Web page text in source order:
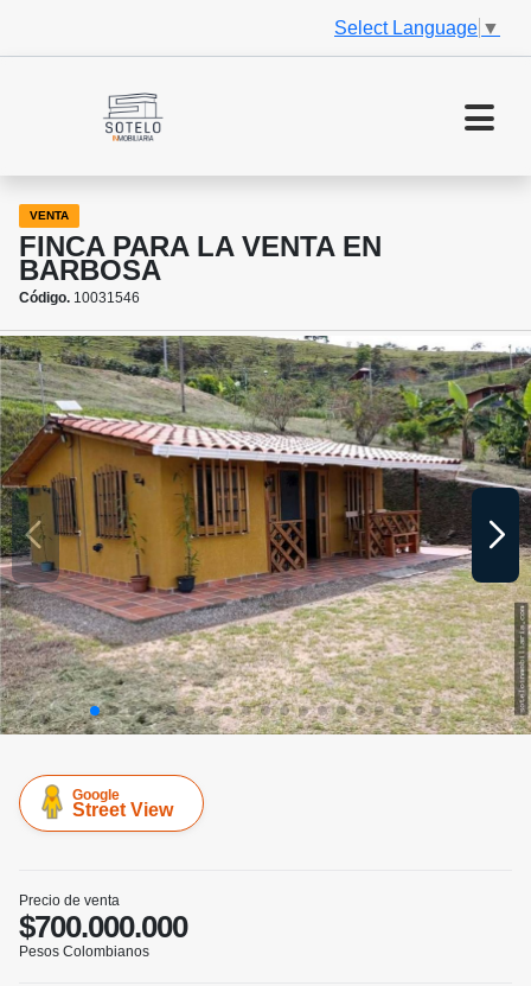
Select Language ▼
VENTA
FINCA PARA LA VENTA EN
BARBOSA
Código. 10031546
Google
Street View
Precio de venta
$700.000.000
Pesos Colombianos